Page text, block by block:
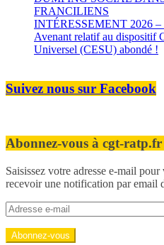
FRANCILIENS
INTÉRESSEMENT 2026 –
Avenant relatif au dispositif
Universel (CESU) abondé !
Suivez nous sur Facebook
Abonnez-vous à cgt-
Saisissez votre adresse e-mail
recevoir une notification par email
Adresse
e-
mail
Abonnez-vous